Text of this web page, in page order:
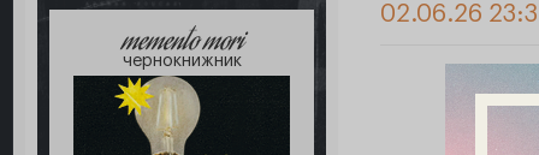
memento mori
чернокнижник
02.06.26